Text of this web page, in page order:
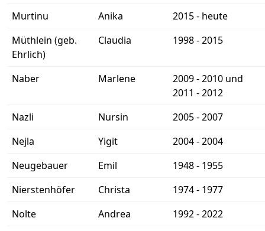
Murtinu
Anika
2015 - heute
Müthlein (geb.
Ehrlich)
Claudia 1998 - 2015
Naber Marlene
2009 - 2010 und
2011 - 2012
Nazli
Nursin
2005 - 2007
Nejla
Yigit
2004 - 2004
Neugebauer
Emil
1948 - 1955
Nierstenhöfer
Christa
1974 - 1977
Nolte
Andrea
1992 - 2022